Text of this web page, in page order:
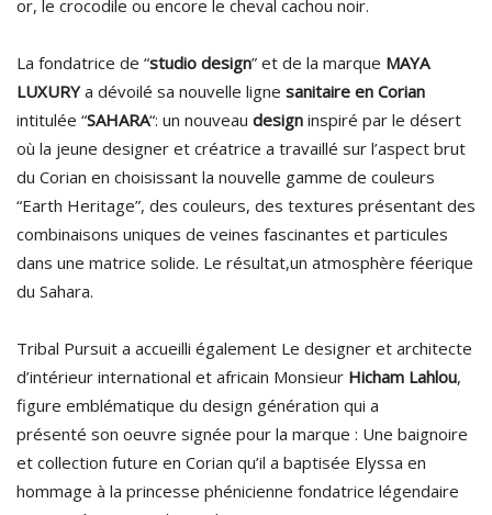
or, le crocodile ou encore le cheval cachou noir.
La fondatrice de “studio design” et de la marque MAYA
LUXURYa dévoilé sa nouvelle ligne sanitaire en Corian
intitulée “SAHARA“: un nouveau design inspiré par le désert
où la jeune designer et créatrice a travaillé sur l’aspect brut
du Corian en choisissant la nouvelle gamme de couleurs
“Earth Heritage”, des couleurs, des textures présentant des
combinaisons uniques de veines fascinantes et particules
dans une matrice solide. Le résultat,un atmosphère féerique
du Sahara.
Tribal Pursuit a accueilli également Le designer et architecte
d’intérieur international et africain Monsieur Hicham Lahlou,
figure emblématique du design génération qui a
présenté son oeuvre signée pour la marque : Une baignoire
et collection future en Corian qu’il a baptisée Elyssa en
hommage à la princesse phénicienne fondatrice légendaire